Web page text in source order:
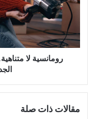
عجرم
تطرح
برومو
أغنيتها
الجديدة
رومانسية لا
مقالات ذات صلة